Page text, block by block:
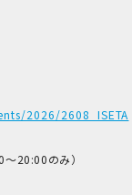
2026/2608_ISETA
2​0:00のみ）